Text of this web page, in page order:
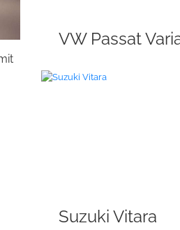
VW Passat
Suzuki Vitara